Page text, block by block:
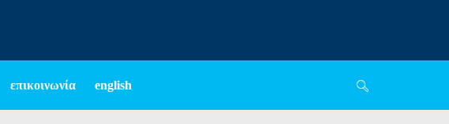
επικοινωνία english